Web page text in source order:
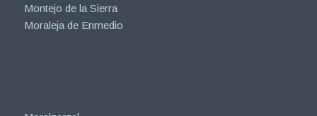
Montejo de la Sierra
Moraleja de Enmedio